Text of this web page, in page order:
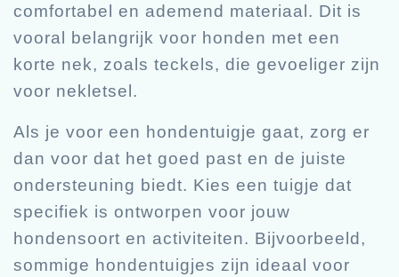
comfortabel en ademend materiaal. Dit is
vooral belangrijk voor honden met een
korte nek, zoals teckels, die gevoeliger zijn
voor nekletsel.
Als je voor een hondentuigje gaat, zorg er
dan voor dat het goed past en de juiste
ondersteuning biedt. Kies een tuigje dat
specifiek is ontworpen voor jouw
hondensoort en activiteiten. Bijvoorbeeld,
sommige hondentuigjes zijn ideaal voor